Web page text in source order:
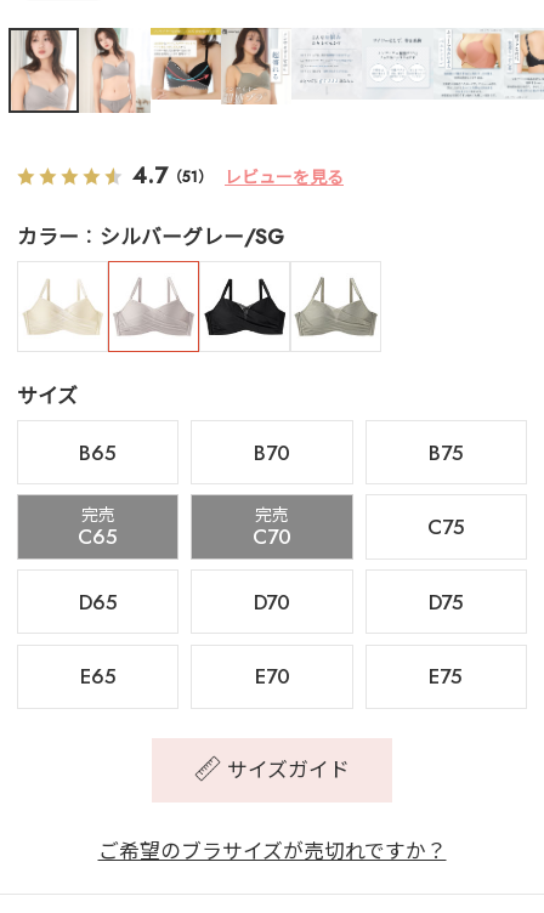
4.7 （51） レビューを見る
カラー シルバーグレー/SG
サイズ
B65
B70 B75
完売
C65
完売
C70 C75
D65 D70 D75
E65 E70 E75
サイズガイド
ご希望のブラサイズが売切れですか？